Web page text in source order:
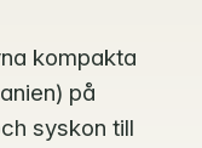
kompakta
på
syskon till